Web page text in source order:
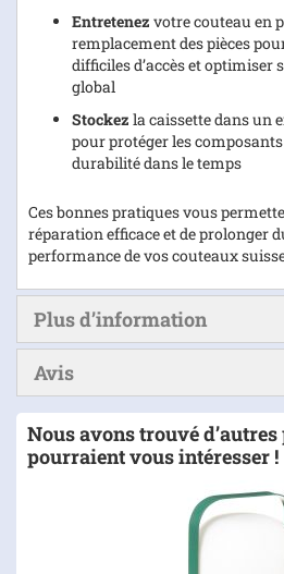
Entretenez votre couteau en
remplacement des pièces
difficiles d’accès et
global
Stockez la caissette dans un
pour protéger les
durabilité dans le temps
Ces bonnes pratiques vous
réparation efficace et de prolonger
performance de vos couteaux
Plus d’information
Avis
Nous avons trouvé
pourraient vous intéresser !